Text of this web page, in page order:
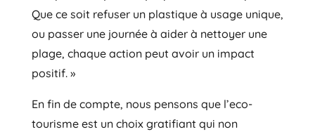
Que ce soit refuser un plastique à usage unique,
ou passer une journée à aider à nettoyer une
plage, chaque action peut avoir un impact
positif. »
En fin de compte, nous pensons que l’eco-
tourisme est un choix gratifiant qui non